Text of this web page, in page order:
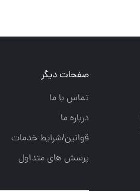
صفحات دیگر
تماس با ما
درباره ما
قوانین/شرایط خدمات
پرسش های متداول